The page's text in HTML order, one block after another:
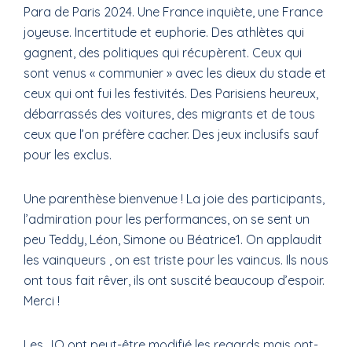
Para de Paris 2024. Une France inquiète, une France
joyeuse. Incertitude et euphorie. Des athlètes qui
gagnent, des politiques qui récupèrent. Ceux qui
sont venus « communier » avec les dieux du stade et
ceux qui ont fui les festivités. Des Parisiens heureux,
débarrassés des voitures, des migrants et de tous
ceux que l’on préfère cacher. Des jeux inclusifs sauf
pour les exclus.
Une parenthèse bienvenue ! La joie des participants,
l’admiration pour les performances, on se sent un
peu Teddy, Léon, Simone ou Béatrice1. On applaudit
les vainqueurs , on est triste pour les vaincus. Ils nous
ont tous fait rêver, ils ont suscité beaucoup d’espoir.
Merci !